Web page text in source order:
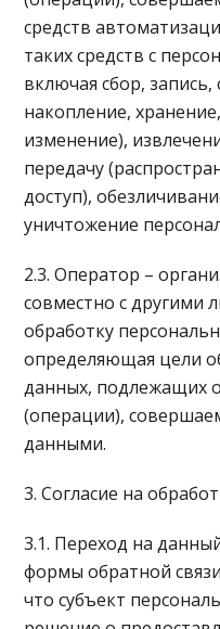
средств
таких средств с
включая сбор,
накопление,
изменение),
передачу
доступ),
уничтожение
2.3. Оператор –
совместно с другими
обработку
определяющая цели
данных, подлежащих
(операции),
данными.
3. Согласие на
3.1. Переход на
формы обратной
что субъект